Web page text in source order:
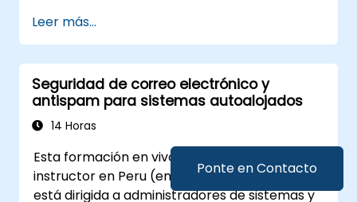
Ponte en Contacto
organizaciones profesionales y recursos para
la carrera.
Leer más...
Seguridad de correo electrónico y
antispam para sistemas autoalojados
14 Horas
Esta formación en vivo impartida por un
instructor en Peru (en línea o presencial)
está dirigida a administradores de sistemas y